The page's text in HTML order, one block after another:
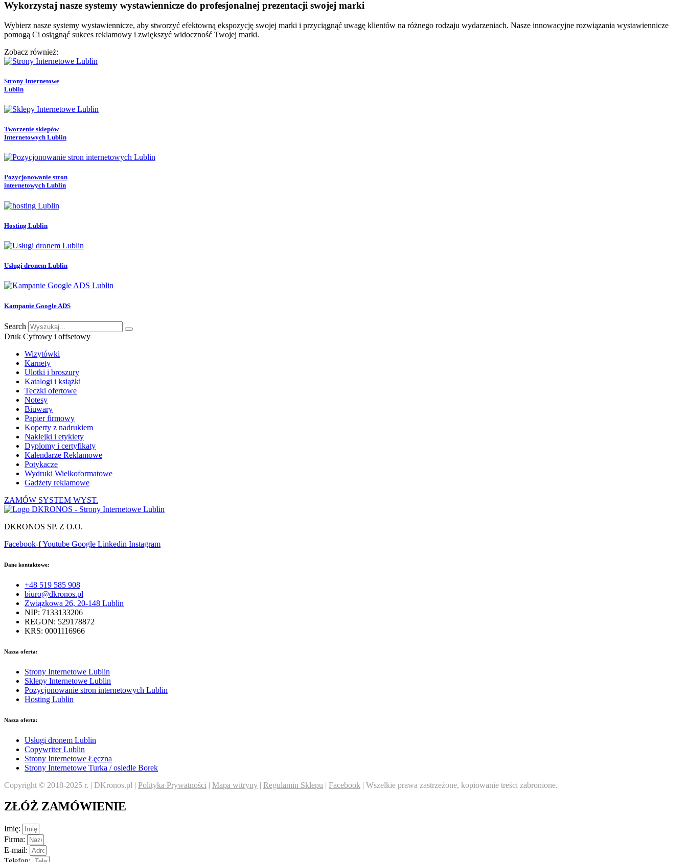
Wykorzystaj nasze systemy wystawiennicze do profesjonalnej prezentacji swojej marki
Wybierz nasze systemy wystawiennicze, aby stworzyć efektowną ekspozycję swojej marki i przyciągnąć uwagę klientów na różnego rodzaju wydarzeniach. Nasze innowacyjne rozwiązania wystawiennicze
pomogą Ci osiągnąć sukces reklamowy i zwiększyć widoczność Twojej marki.
Zobacz również:
Strony Internetowe
Lublin
Tworzenie sklepów
Internetowych Lublin
Pozycjonowanie stron
internetowych Lublin
Hosting Lublin
Usługi dronem Lublin
Kampanie Google ADS
Search
Druk Cyfrowy i offsetowy
Wizytówki
Karnety
Ulotki i broszury
Katalogi i książki
Teczki ofertowe
Notesy
Biuwary
Papier firmowy
Koperty z nadrukiem
Naklejki i etykiety
Dyplomy i certyfikaty
Kalendarze Reklamowe
Potykacze
Wydruki Wielkoformatowe
Gadżety reklamowe
ZAMÓW SYSTEM WYST.
DKRONOS SP. Z O.O.
Facebook-fYoutube Google Linkedin Instagram
Dane kontaktowe:
+48 519 585 908
biuro@dkronos.pl
Związkowa 26, 20-148 Lublin
NIP: 7133133206
REGON: 529178872
KRS: 0001116966
Nasza oferta:
Strony Internetowe Lublin
Sklepy Internetowe Lublin
Pozycjonowanie stron internetowych Lublin
Hosting Lublin
Nasza oferta:
Usługi dronem Lublin
Copywriter Lublin
Strony Internetowe Łęczna
Strony Internetowe Turka / osiedle Borek
Copyright © 2018-2025 r. | DKronos.pl | Polityka Prywatności | Mapa witryny | Regulamin Sklepu | Facebook | Wszelkie prawa zastrzeżone, kopiowanie treści zabronione.
ZŁÓŻ ZAMÓWIENIE
Imię:
Firma:
E-mail: